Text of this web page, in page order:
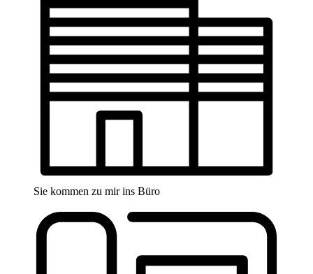
Sie kommen zu mir ins Büro